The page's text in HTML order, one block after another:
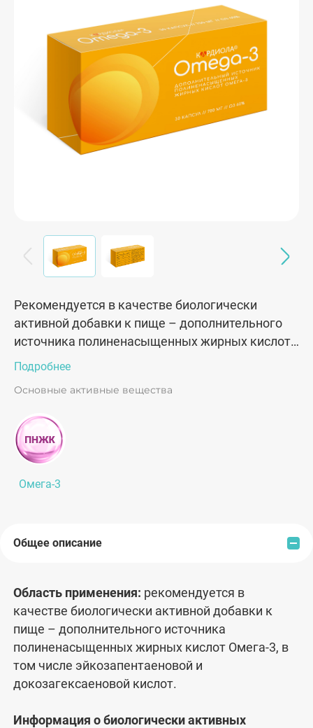
Рекомендуется в качестве биологически
активной добавки к пище – дополнительного
источника полиненасыщенных жирных кислот
Омега-3.
Подробнее
Основные активные вещества
Омега-3
Общее описание
Область применения: рекомендуется в
качестве биологически активной добавки к
пище – дополнительного источника
полиненасыщенных жирных кислот Омега-3, в
том числе эйкозапентаеновой и
докозагексаеновой кислот.
Информация о биологически активных